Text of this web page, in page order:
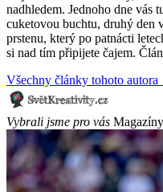
nadhledem. Jednoho dne vás
cuketovou buchtu, druhý den
prstenu, který po patnácti
si nad tím připijete čajem.
Všechny články tohoto
Vybrali jsme pro vás